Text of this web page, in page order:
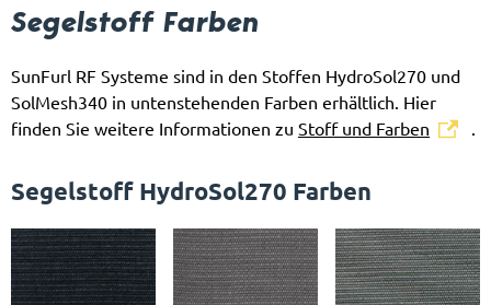
Segelstoff Farben
SunFurl RF Systeme sind in den Stoffen HydroSol270 und
SolMesh340 in untenstehenden Farben erhältlich. Hier
finden Sie weitere Informationen zu Stoff und Farben .
Segelstoff HydroSol270 Farben